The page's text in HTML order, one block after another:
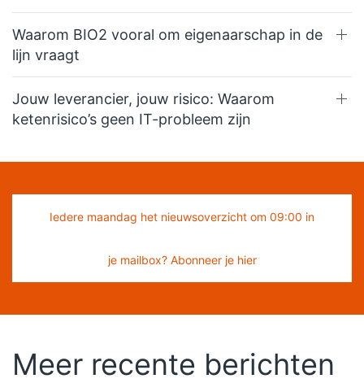
Waarom BIO2 vooral om eigenaarschap in de
lijn vraagt
Jouw leverancier, jouw risico: Waarom
ketenrisico’s geen IT-probleem zijn
Iedere maandag het nieuwsoverzicht om 09:00 in
je mailbox? Abonneer je hier
Meer recente berichten